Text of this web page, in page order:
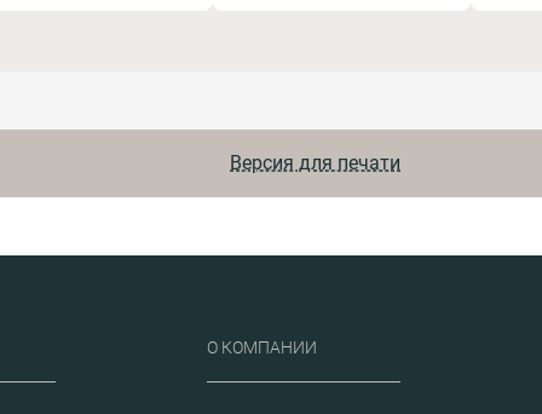
Версия для печати
О КОМПАНИИ